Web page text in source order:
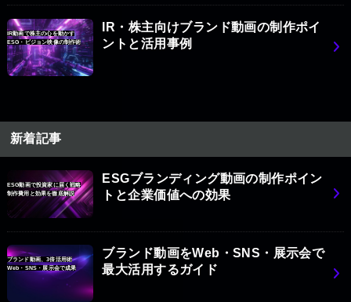
IR動画で株主の心を動かす
ESG・ビジョン映像の制作術
IR・株主向けブランド動画の制作ポイ
ントと活用事例
新着記事
ESG動画で投資家に届く戦略
制作費用と効果を徹底解説
ESGブランディング動画の制作ポイン
トと企業価値への効果
ブランド動画、3倍活用術
Web・SNS・展示会で成果
ブランド動画をWeb・SNS・展示会で
最大活用するガイド